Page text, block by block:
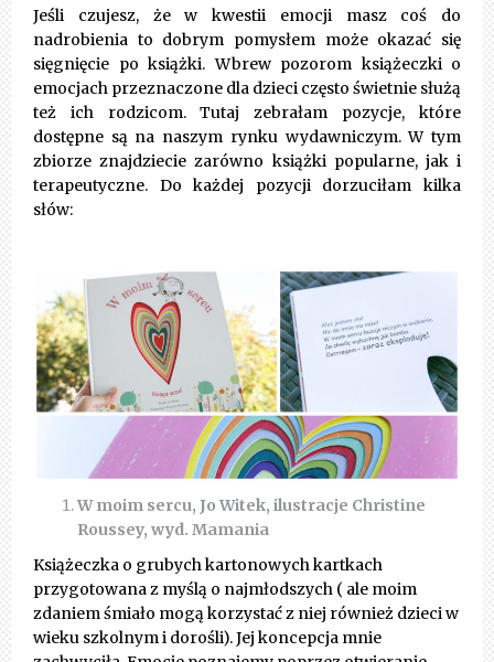
Jeśli czujesz, że w kwestii emocji masz coś do
nadrobienia to dobrym pomysłem może okazać się
sięgnięcie po książki. Wbrew pozorom książeczki o
emocjach przeznaczone dla dzieci często świetnie służą
też ich rodzicom. Tutaj zebrałam pozycje, które
dostępne są na naszym rynku wydawniczym. W tym
zbiorze znajdziecie zarówno książki popularne, jak i
terapeutyczne. Do każdej pozycji dorzuciłam kilka
słów:
W moim sercu, Jo Witek, ilustracje Christine
Roussey, wyd. Mamania
Książeczka o grubych kartonowych kartkach
przygotowana z myślą o najmłodszych ( ale moim
zdaniem śmiało mogą korzystać z niej również dzieci w
wieku szkolnym i dorośli). Jej koncepcja mnie